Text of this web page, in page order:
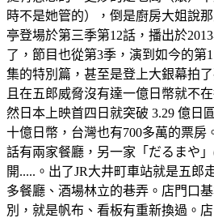
時不是她管的），倒是廚房大姐說
亭登場於第三季第12話，播出於
了，節目也從第3季，演到如今的第
集的特別篇，甚至是登上大銀幕拍
且在五郎威脅沒有達一億日幣就不
然日本上映首四日就突破 3.29 億日
十億日幣，台灣也有700多萬的票房
話有兩家餐廳，另一家「だるまや
開.....。出了JR大井町車站就是五郎
多餐廳、酒場林立的巷弄。店門口
別，就是帆布、看板有重新換過。